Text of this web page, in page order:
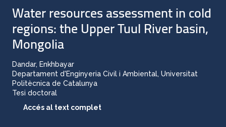
Water resources assessment in cold
regions: the Upper Tuul River basin,
Mongolia
Dandar, Enkhbayar
Departament d'Enginyeria Civil i Ambiental, Universitat
Politècnica de Catalunya
Tesi doctoral
Accés al text complet